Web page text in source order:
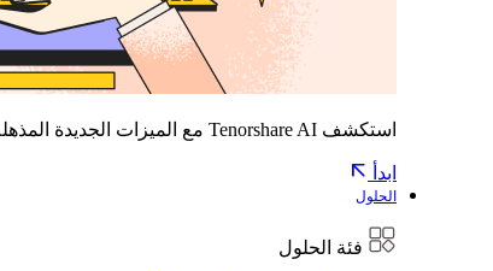
استكشف Tenorshare AI مع الميزات الجديدة المذهلة
ابدأ
الحلول
فئة الحلول